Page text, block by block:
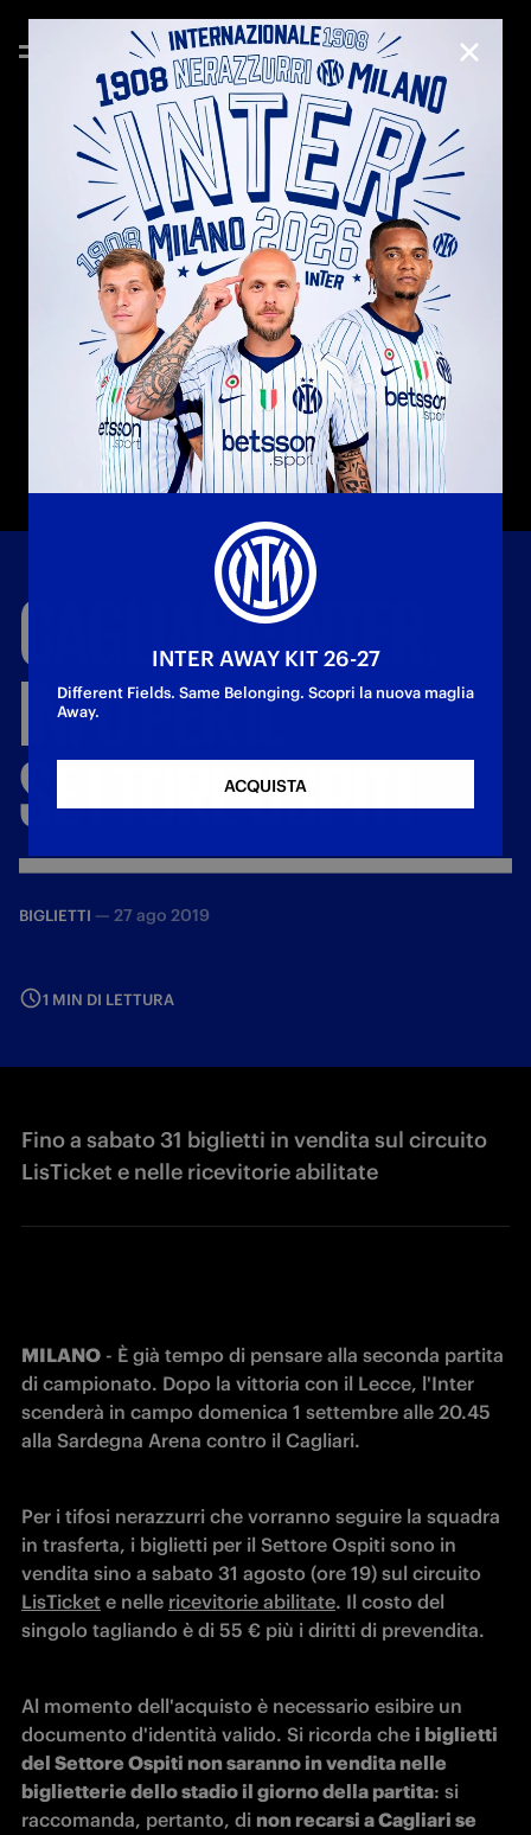
CAGLIARI-INTER,
INFOPERIL
SETTOREOSPITI
BIGLIETTI — 27 ago 2019
1 MIN DI LETTURA
Fino a sabato 31 biglietti in vendita sul circuito
LisTicket e nelle ricevitorie abilitate
MILANO - È già tempo di pensare alla seconda partita
di campionato. Dopo la vittoria con il Lecce, l'Inter
scenderà in campo domenica 1 settembre alle 20.45
alla Sardegna Arena contro il Cagliari.
Per i tifosi nerazzurri che vorranno seguire la squadra
in trasferta, i biglietti per il Settore Ospiti sono in
LisTicket e nelle ricevitorie abilitate. Il costo del
singolo tagliando è di 55 € più i diritti di prevendita.
Al momento dell'acquisto è necessario esibire un
documento d'identità valido. Si ricorda che i biglietti
del Settore Ospiti non saranno in vendita nelle
biglietterie dello stadio il giorno della partita: si
raccomanda, pertanto, di non recarsi a Cagliari se
INTER AWAY KIT 26-27
Different Fields. Same Belonging. Scopri la nuova maglia
Away.
ACQUISTA